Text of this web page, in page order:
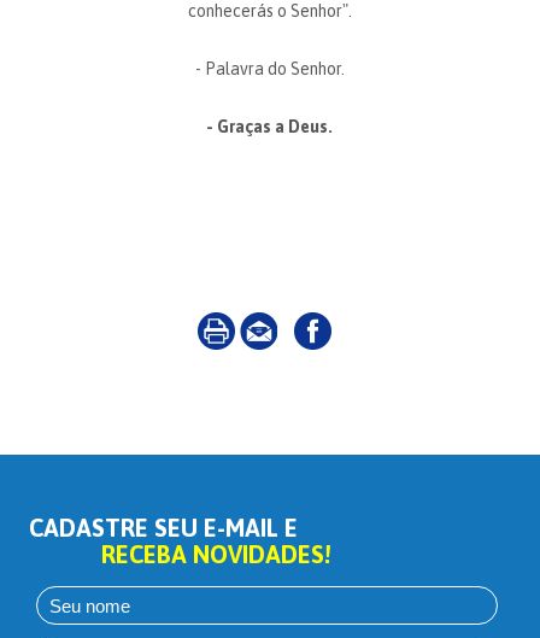
conhecerás o Senhor".
- Palavra do Senhor.
- Graças a Deus.
CADASTRE SEU E-MAIL E
RECEBA NOVIDADES!